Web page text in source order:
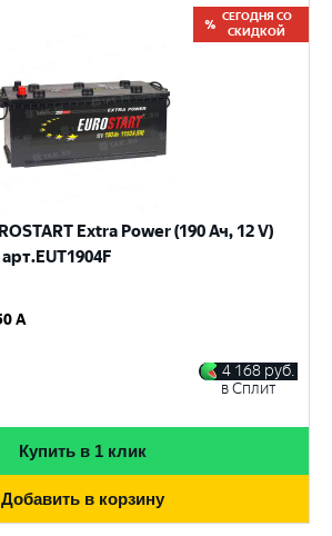
СЕГОДНЯ СО
СКИДКОЙ
Extra Power (190 Ач, 12 V)
A
4 168 руб.
в Сплит
Купить в 1 клик
Добавить в корзину